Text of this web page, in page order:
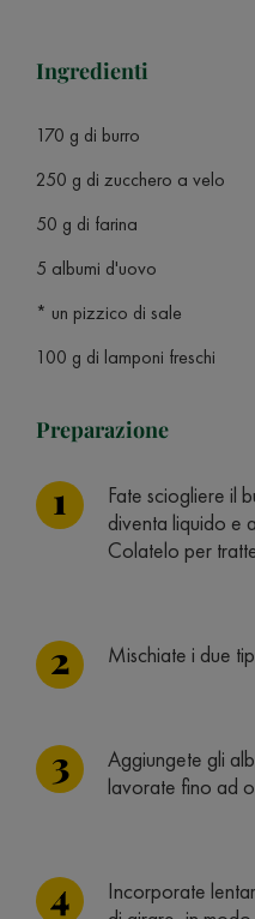
Ingredienti
170 g di burro
250 g di zucchero a velo
50 g di farina
5 albumi d'uovo
* un pizzico di sale
100 g di lamponi freschi
Preparazione
Fate sciogliere il
diventa liquido e
Colatelo per
Mischiate i due
Aggiungete gli
lavorate fino ad
Incorporate